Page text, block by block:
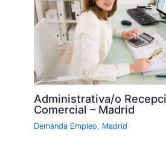
Administrativa/o
Comercial – Madrid
Demanda Empleo, Madrid